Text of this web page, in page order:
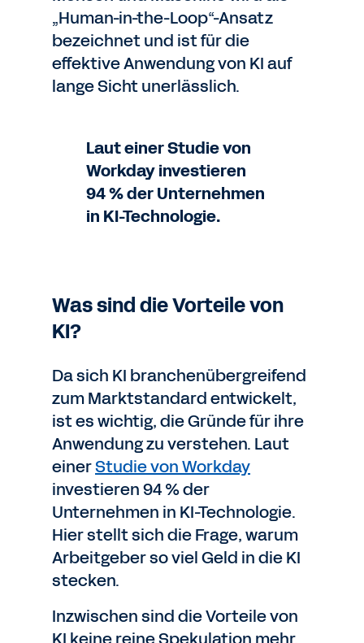
„Human-in-the-Loop“-Ansatz
bezeichnet und ist für die
effektive Anwendung von KI auf
lange Sicht unerlässlich.
Laut einer Studie von
Workday investieren
94 % der Unternehmen
in KI-Technologie.
Was sind die Vorteile von
KI?
Da sich KI branchenübergreifend
zum Marktstandard entwickelt,
ist es wichtig, die Gründe für ihre
Anwendung zu verstehen. Laut
einerStudie von Workday
investieren 94 % der
Unternehmen in KI-Technologie.
Hier stellt sich die Frage, warum
Arbeitgeber so viel Geld in die KI
stecken.
Inzwischen sind die Vorteile von